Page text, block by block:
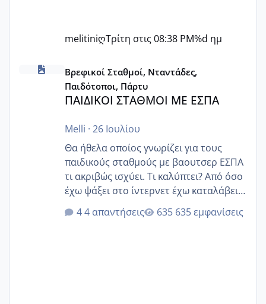
melitiniღΤρίτη στις 08:38 PM%d ημ
ΠΑΙΔΙΚΟΙ ΣΤΑΘΜΟΙ ΜΕ ΕΣΠΑ
Βρεφικοί Σταθμοί, Νταντάδες,
Παιδότοποι, Πάρτυ
ΠΑΙΔΙΚΟΙ ΣΤΑΘΜΟΙ ΜΕ ΕΣΠΑ
Melli · 26 Ιουλίου
Θα ήθελα οποίος γνωρίζει για τους
παιδικούς σταθμούς με βαουτσερ ΕΣΠΑ
τι ακριβώς ισχύει. Τι καλύπτει? Από όσο
έχω ψάξει στο ίντερνετ έχω καταλάβει
ότι το βαουτσερ καλύπτει όλα τα
δίδακτρα και τα τροφεια του ιδιωτικού
4 απαντήσεις 635 εμφανίσεις